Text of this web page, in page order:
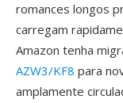
romances longos
carregam
Amazon tenha
AZW3/KF8 para
amplamente